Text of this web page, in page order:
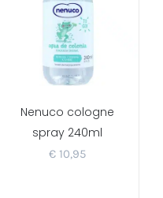
Nenuco cologne
spray 240ml
€10,95